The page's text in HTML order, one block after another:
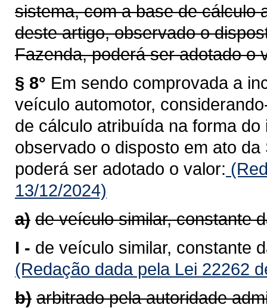
sistema, com a base de
deste artigo, observado o
Fazenda, poderá ser adotado o
§ 8° Em sendo comprovada a
veículo automotor,
de cálculo atribuída na forma
observado o disposto em ato
poderá ser adotado o valor:
13/12/2024)
a) de veículo similar, constante
I - de veículo similar, constante
(Redação dada pela Lei 22262
b) arbitrado pela autoridade